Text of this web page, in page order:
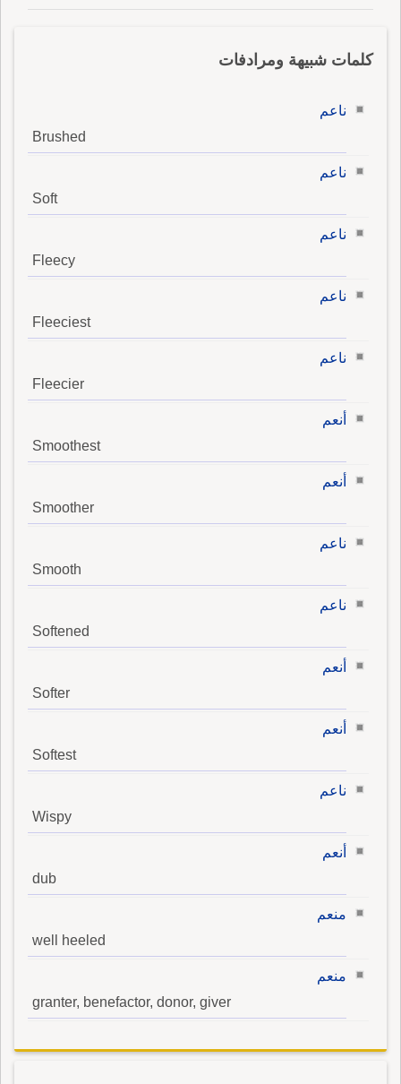
كلمات شبيهة ومرادفات
ناعم
Brushed
ناعم
Soft
ناعم
Fleecy
ناعم
Fleeciest
ناعم
Fleecier
أنعم
Smoothest
أنعم
Smoother
ناعم
Smooth
ناعم
Softened
أنعم
Softer
أنعم
Softest
ناعم
Wispy
أنعم
dub
منعم
well heeled
منعم
granter, benefactor, donor, giver